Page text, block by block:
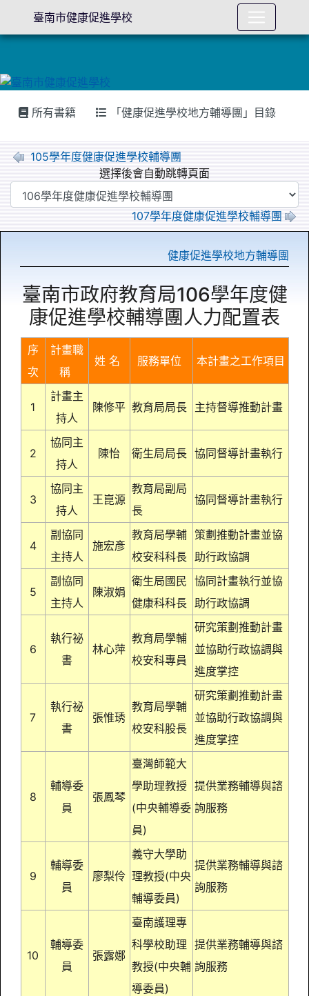
所有書籍 「健康促進學校地方輔導團」目錄
105學年度健康促進學校輔導團
選擇後會自動跳轉頁面
107學年度健康促進學校輔導團
健康促進學校地方輔導團
Empty Title
臺南市政府教育局106學年度健
康促進學校輔導團人力配置表
序
次
計畫職
稱
姓 名 服務單位 本計畫之工作項目
1
計畫主
持人
陳修平 教育局局長 主持督導推動計畫
2
協同主
持人
陳怡 衛生局局長 協同督導計畫執行
3
協同主
持人
王崑源
教育局副局
長
協同督導計畫執行
4
副協同
主持人
施宏彥
教育局學輔
校安科科長
策劃推動計畫並協
助行政協調
5
副協同
主持人
陳淑娟
衛生局國民
健康科科長
協同計畫執行並協
助行政協調
6
執行祕
書
林心萍
教育局學輔
校安科專員
研究策劃推動計畫
並協助行政協調與
進度掌控
7
執行祕
書
張惟琇
教育局學輔
校安科股長
研究策劃推動計畫
並協助行政協調與
進度掌控
8
輔導委
員
張鳳琴
臺灣師範大
學助理教授
(中央輔導委
員)
提供業務輔導與諮
詢服務
9
輔導委
員
廖梨伶
義守大學助
理教授(中央
輔導委員)
提供業務輔導與諮
詢服務
10
輔導委
員
張露娜
臺南護理專
科學校助理
教授(中央輔
導委員)
提供業務輔導與諮
詢服務
臺南市健康促進學校